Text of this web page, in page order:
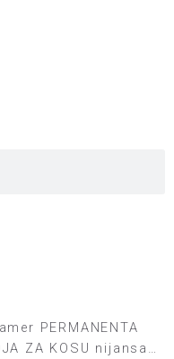
PERMANENTA
ZA KOSU nijansa